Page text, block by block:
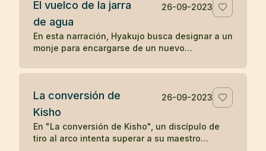
deseo. Solo cuando el leñador olvida su deseo
y se concentra en su tarea presente, el satori
reaparece, subrayando la idea zen de liberarse
de los deseos y vivir en el momento presente
para alcanzar la iluminación.
El vuelco de la jarra
de agua
26-09-2023
En esta narración, Hyakujo busca designar a un
monje para encargarse de un nuevo
una jarra de agua. Mientras los otros monjes
cocinero, actúa volcando la jarra, demostrando
una comprensión no verbal y directa de la
naturaleza de la realidad, lo que le gana la
designación como maestro del nuevo
monasterio. La historia ilustra cómo la acción
La conversión de
Kisho
26-09-2023
En "La conversión de Kisho", un discípulo de
tiro al arco intenta superar a su maestro